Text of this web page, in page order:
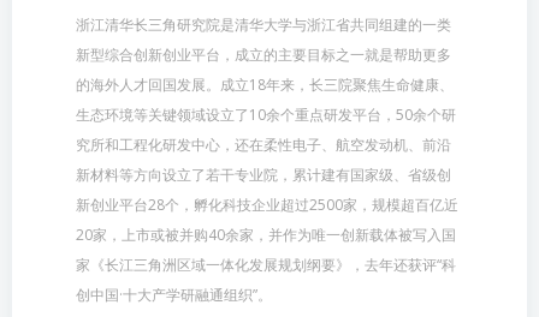
浙江清华长三角研究院是清华大学与浙江省共同组建的一类
新型综合创新创业平台，成立的主要目标之一就是帮助更多
的海外人才回国发展。成立18年来，长三院聚焦生命健康、
生态环境等关键领域设立了10余个重点研发平台，50余个研
究所和工程化研发中心，还在柔性电子、航空发动机、前沿
新材料等方向设立了若干专业院，累计建有国家级、省级创
新创业平台28个，孵化科技企业超过2500家，规模超百亿近
20家，上市或被并购40余家，并作为唯一创新载体被写入国
家《长江三角洲区域一体化发展规划纲要》，去年还获评“科
创中国·十大产学研融通组织”。